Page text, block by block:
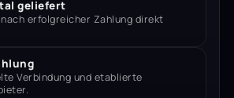
geliefert
erfolgreicher Zahlung direkt
Verbindung und etablierte